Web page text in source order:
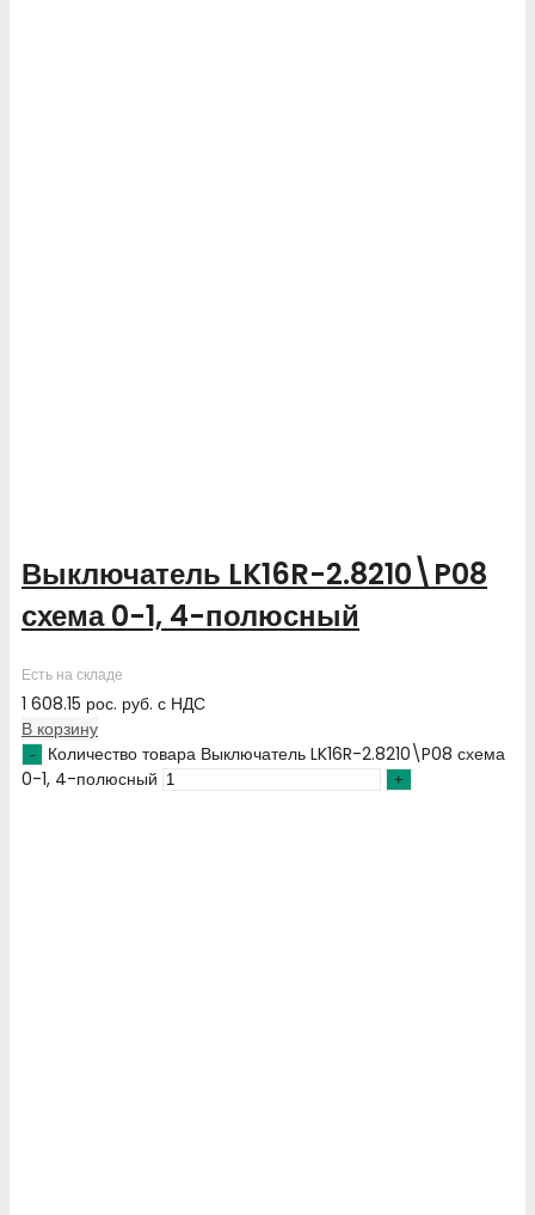
Выключатель LK16R-2.8210\P08
схема 0-1, 4-полюсный
Есть на складе
1 608.15 рос. руб. с НДС
В корзину
Количество товара Выключатель LK16R-2.8210\P08 схема
0-1, 4-полюсный